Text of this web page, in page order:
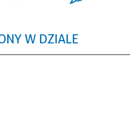
W DZIALE